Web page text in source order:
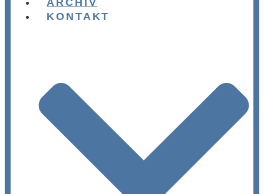
ARCHIV
KONTAKT